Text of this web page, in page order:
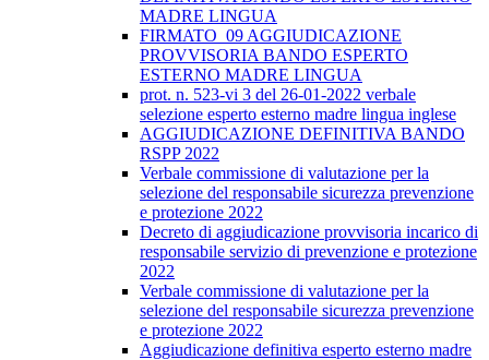
MADRE LINGUA
FIRMATO_09 AGGIUDICAZIONE
PROVVISORIA BANDO ESPERTO
ESTERNO MADRE LINGUA
prot. n. 523-vi 3 del 26-01-2022 verbale
selezione esperto esterno madre lingua inglese
AGGIUDICAZIONE DEFINITIVA BANDO
RSPP 2022
Verbale commissione di valutazione per la
selezione del responsabile sicurezza prevenzione
e protezione 2022
Decreto di aggiudicazione provvisoria incarico di
responsabile servizio di prevenzione e protezione
2022
Verbale commissione di valutazione per la
selezione del responsabile sicurezza prevenzione
e protezione 2022
Aggiudicazione definitiva esperto esterno madre